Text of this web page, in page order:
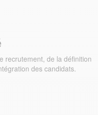
recrutement, de la définition
des candidats.